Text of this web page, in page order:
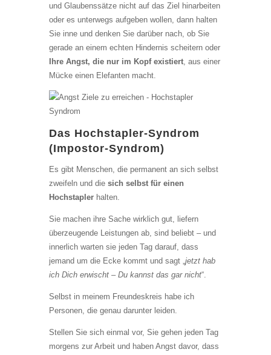
und Glaubenssätze nicht auf das Ziel hinarbeiten
oder es unterwegs aufgeben wollen, dann halten
Sie inne und denken Sie darüber nach, ob Sie
gerade an einem echten Hindernis scheitern oder
Ihre Angst, die nur im Kopf existiert, aus einer
Mücke einen Elefanten macht.
Das Hochstapler-Syndrom
(Impostor-Syndrom)
Es gibt Menschen, die permanent an sich selbst
zweifeln und die sich selbst für einen
Hochstaplerhalten.
Sie machen ihre Sache wirklich gut, liefern
überzeugende Leistungen ab, sind beliebt – und
innerlich warten sie jeden Tag darauf, dass
jemand um die Ecke kommt und sagt „jetzt hab
ich Dich erwischt – Du kannst das gar nicht“.
Selbst in meinem Freundeskreis habe ich
Personen, die genau darunter leiden.
Stellen Sie sich einmal vor, Sie gehen jeden Tag
morgens zur Arbeit und haben Angst davor, dass